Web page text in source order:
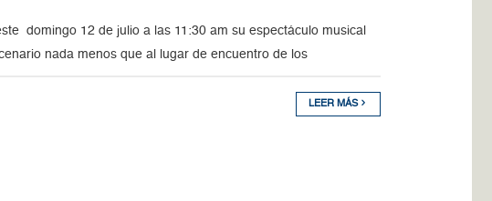
domingo 12 de julio a las 11:30 am su espectáculo musical
nada menos que al lugar de encuentro de los
LEER MÁS